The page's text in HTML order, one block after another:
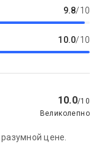
9.8/10
10.0/10
10.0/10
Великолепно
цене.